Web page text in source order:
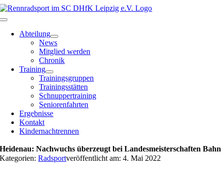
Zum
Inhalt
Toggle
NavigationAbteilung
News
Mitglied werden
Chronik
Training
Trainingsgruppen
Trainingsstätten
Schnuppertraining
Seniorenfahrten
Ergebnisse
Kontakt
Kindernachtrennen
Heidenau: Nachwuchs überzeugt bei Landesmeisterschaften Bahn
Kategorien:Radsportveröffentlicht am: 4. Mai 2022